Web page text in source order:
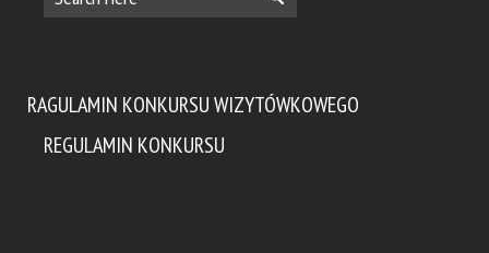
RAGULAMIN KONKURSU WIZYTÓWKOWEGO
REGULAMIN KONKURSU